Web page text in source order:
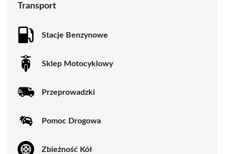
Transport
Stacje Benzynowe
Sklep Motocyklowy
Przeprowadzki
Pomoc Drogowa
Zbieżność Kół